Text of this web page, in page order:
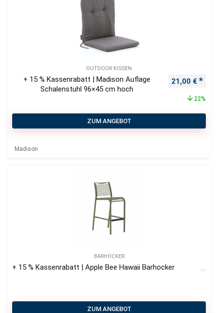
OUTDOOR KISSEN
+ 15 % Kassenrabatt | Madison Auflage
Schalenstuhl 96×45 cm hoch
21,00 €
22%
ZUM ANGEBOT
Madison
BARHOCKER
+ 15 % Kassenrabatt | Apple Bee Hawaii Barhocker
ZUM ANGEBOT